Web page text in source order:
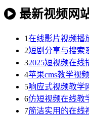
最新视频网
1在线影片视频播
2短剧分享与搜索
32025短视频在线
4苹果cms教学视
5响应式视频教学
6仿短视频在线教
7简洁实用的在线